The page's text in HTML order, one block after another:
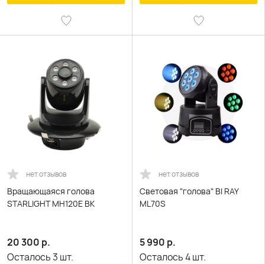
нет отзывов
Вращающаяся голова
STARLIGHT MH120E BK
20 300 р.
Осталось3 шт.
нет отзывов
Световая "голова" BI RAY
ML70S
5 990 р.
Осталось4шт.